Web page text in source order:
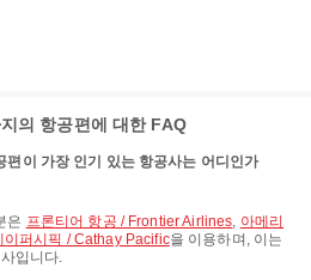
의 항공편에 대한 FAQ
편이 가장 인기 있는 항공사는 어디인가
은 프론티어 항공 / Frontier Airlines, 아메리
이퍼시픽 / Cathay Pacific을 이용하며, 이는
입니다.